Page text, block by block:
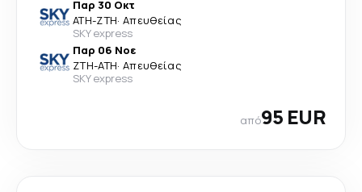
Παρ 30 Οκτ
ATH-ZTH· Απευθείας
SKY express
Παρ 06 Νοε
ZTH-ATH· Απευθείας
SKY express
από95 EUR